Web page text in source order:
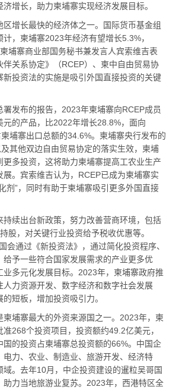
增长，助力柬埔寨实现经济发展目标。
区增长最快的经济体之一。国际货币基金组
，柬埔寨2023年经济有望增长5.3%，
埔寨商业部国务秘书兼发言人宾索维吉表
关系协定》（RCEP）、柬中自由贸易协
新投资法的实施是吸引外国直接投资的关键
署发布的报告，2023年柬埔寨向RCEP成员
元的产品，比2022年增长28.8%，面向
埔寨出口总额的34.6%。柬埔寨央行发布的
其他双边自由贸易协定的落实生效，柬埔
多投资，这将助力柬埔寨提高工农业生产
展。宾索维吉认为，RCEP已成为柬埔寨实
剂”，同时有助于柬埔寨吸引更多外国直接
持续出台新政策，努力改善营商环境，包括
股，对关键行业投资给予税收优惠等。
会通过《新投资法》，通过简化投资程序、
给予一些符合国家发展需求的产业更多优
业多元化发展目标。2023年，柬埔寨政府推
人力资源开发、数字经济和数字社会发展
短板，增加投资吸引力。
柬埔寨最大的外资来源国之一。2023年，柬
268个投资项目，投资额约49.2亿美元，
国的投资占柬埔寨总投资额的66%。中国企
电力、农业、制造业、旅游开发、经济特
域。去年10月，中企投资建设的暹粒吴哥国
助力当地旅游业复苏。2023年，西港特区全